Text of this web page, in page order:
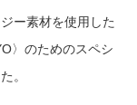
ー素材を使用した
〉のためのスペシ
。